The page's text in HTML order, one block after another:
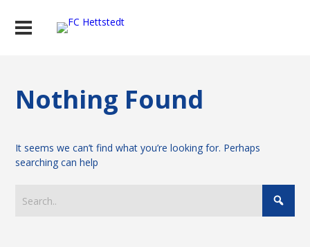
Nothing Found
It seems we can’t find what you’re looking for. Perhaps
searching can help